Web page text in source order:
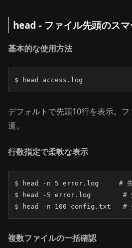
head - ファイル先頭のス
基本的な使用方法
$ head access.log
デフォルトで先頭10行を表示。
適。
行数指定で柔軟な表示
$ head -n 5 error.log     # 先
$ head -5 error.log        #
$ head -n 100 config.txt   #
複数ファイルの一括確認